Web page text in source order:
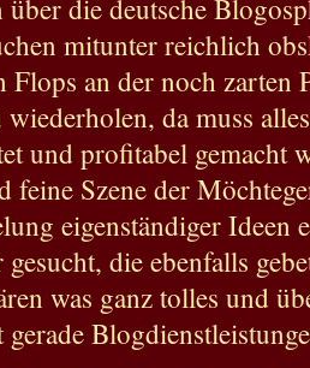
die deutsche
mitunter reichlich
Flops an der noch zarten
da muss
und profitabel gemacht
feine Szene der
eigenständiger Ideen
die ebenfalls
was ganz tolles und
gerade